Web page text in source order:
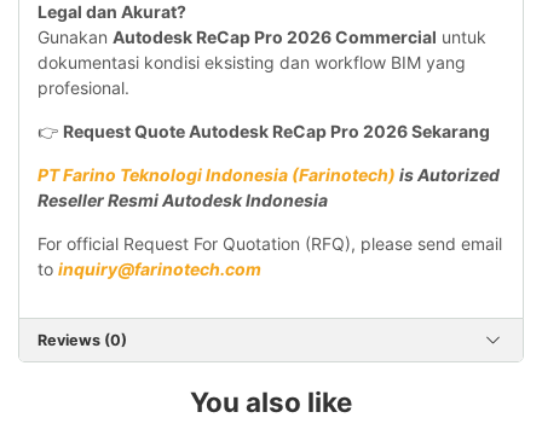
Legal dan Akurat?
Gunakan Autodesk ReCap Pro 2026 Commercial untuk
dokumentasi kondisi eksisting dan workflow BIM yang
profesional.
👉 Request Quote Autodesk ReCap Pro 2026 Sekarang
PT Farino Teknologi Indonesia (Farinotech) is Autorized
Reseller Resmi Autodesk Indonesia
For official Request For Quotation (RFQ), please send email
to inquiry@farinotech.com
Reviews (0)
You also like